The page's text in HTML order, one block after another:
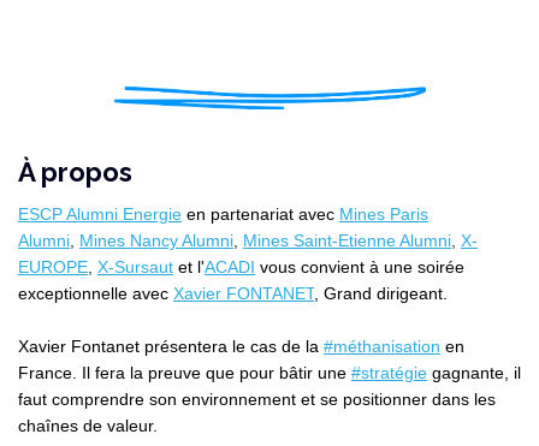
À propos
ESCP Alumni Energie en partenariat avec Mines Paris
Alumni Mines Nancy Alumni Mines Saint-Etienne Alumni X-
EUROPE X-Sursaut et l'ACADI vous convient à une soirée
exceptionnelle avec Xavier FONTANET , Grand dirigeant.
Xavier Fontanet présentera le cas de la #méthanisation en
France. Il fera la preuve que pour bâtir une #stratégie gagnante, il
faut comprendre son environnement et se positionner dans les
chaînes de valeur.